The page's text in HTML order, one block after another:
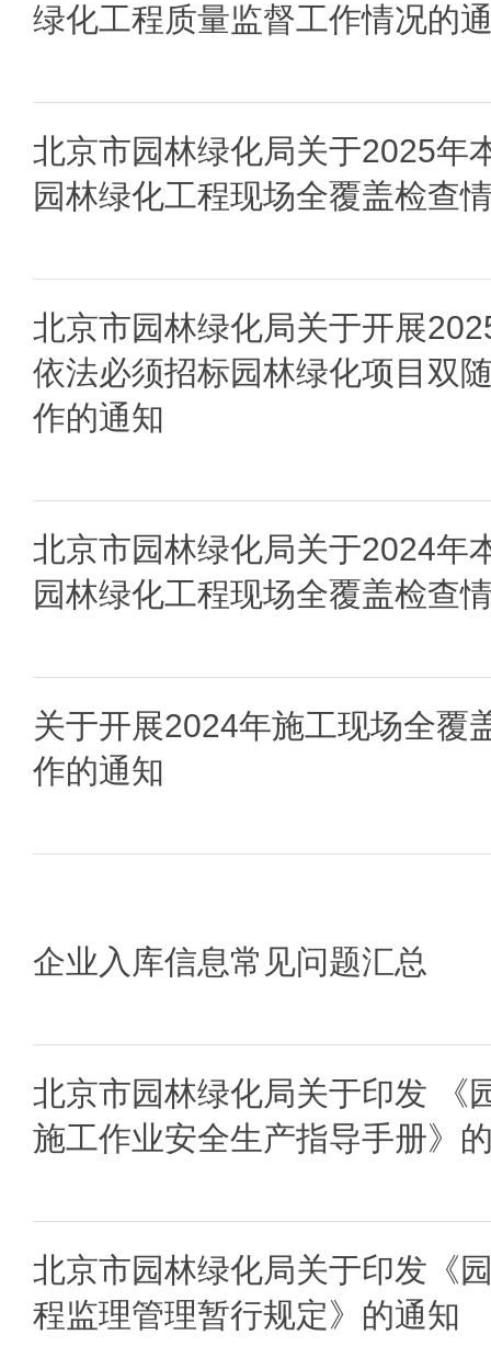
绿化工程质量监督工作情况的
北京市园林绿化局关于2025年
园林绿化工程现场全覆盖检查
北京市园林绿化局关于开展
依法必须招标园林绿化项目双
作的通知
北京市园林绿化局关于2024年
园林绿化工程现场全覆盖检查
关于开展2024年施工现场全覆
作的通知
企业入库信息常见问题汇总
北京市园林绿化局关于印发 《
施工作业安全生产指导手册》
北京市园林绿化局关于印发《
程监理管理暂行规定》的通知